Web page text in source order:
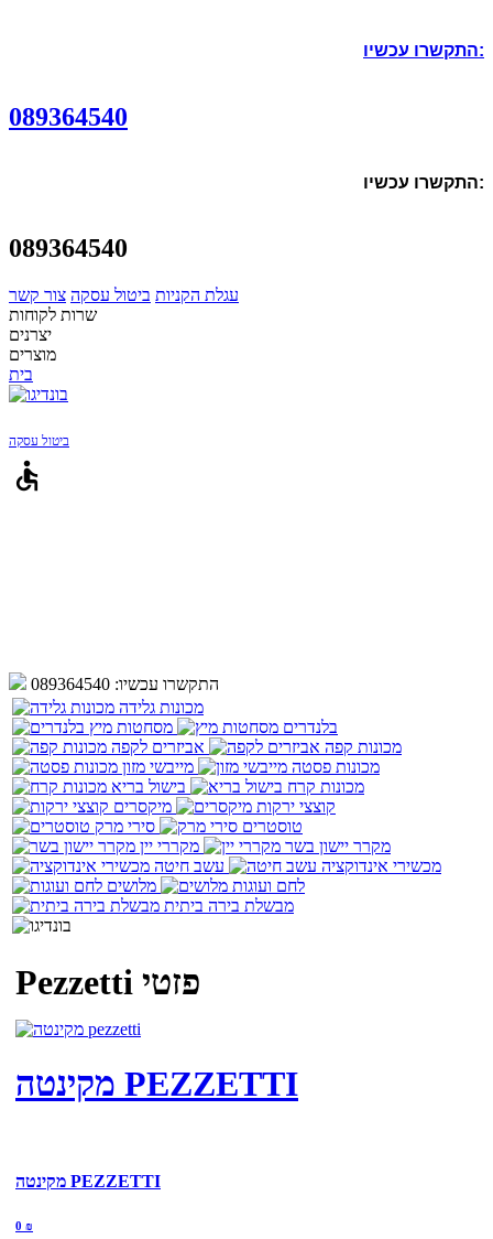
התקשרו עכשיו:
089364540
התקשרו עכשיו:
089364540
עגלת הקניות ביטול עסקה צור קשר
שרות לקוחות
יצרנים
מוצרים
בית
ביטול עסקה
accessible
התקשרו עכשיו: 089364540
מכונות גלידה
בלנדרים
מסחטות מיץ
מכונות קפה
אביזרים לקפה
מכונות פסטה
מייבשי מזון
מכונות קרח
בישול בריא
קוצצי ירקות
מיקסרים
טוסטרים
סירי מרק
מקרר יישון בשר
מקררי יין
מכשירי אינדוקציה
עשב חיטה
לחם ועוגות
מלושים
מבשלת בירה ביתית
Pezzetti פזטי
מקינטה PEZZETTI
מקינטה PEZZETTI
0 ₪